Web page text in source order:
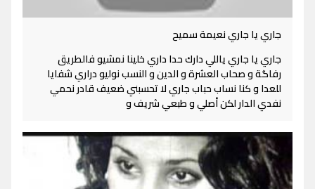
جاري يا جاري نعيمة سميح
جاري يا جاري ياللي دارك حدا داري خلينا نمشيو فالطريق
رفاگة و صحاب العشرة و الدين و النسب نوليو دراري شفايا
للعدا و كنا نساب حباب جاري لا تحسبني ضعيف قادر نحمي
نفدي الدار لكن أصلي و طبعي شريف و